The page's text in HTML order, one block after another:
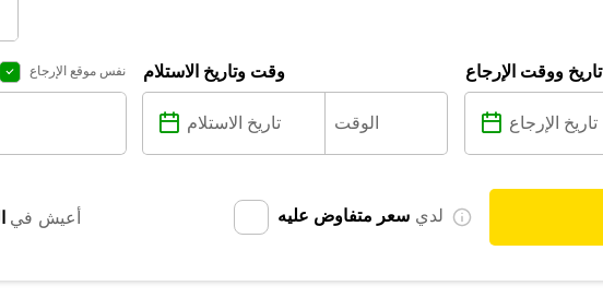
نفس موقع الإرجاع وقت وتاريخ الاستلام تاريخ ووقت الإرجاع
أعيش في لدي سعر متفاوض عليه